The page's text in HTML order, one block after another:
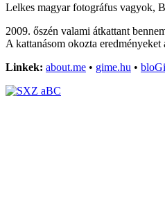
Lelkes magyar fotográfus vagyok,
2009. őszén valami átkattant
A kattanásom okozta
Linkek: about.me • gime.hu •